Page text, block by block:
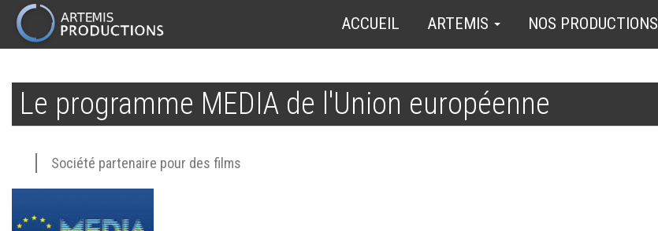
contenu
principal
MAIN
NAVIGATION
ACCUEIL ARTEMIS NOS PRODUCTIONS
Le programme MEDIA de l'Union européenne
Société partenaire pour des films